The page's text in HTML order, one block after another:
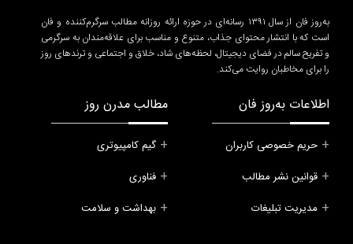
به‌روز فان از سال ۱۳۹۱ رسانه‌ای در حوزه ارائه روزانه مطالب سرگرم‌کننده و فان
است که با انتشار محتوای جذاب، متنوع و مناسب برای علاقه‌مندان به سرگرمی
و تفریح سالم در فضای دیجیتال، لحظه‌های شاد، خلاق و اجتماعی و ترندهای روز
را برای مخاطبان روایت می‌کند.
اطلاعات به‌روز فان
حریم خصوصی کاربران
قوانین نشر مطالب
مدیریت تبلیغات
مطالب مدرن روز
گیم کامپیوتری
فناوری
بهداشت و سلامت